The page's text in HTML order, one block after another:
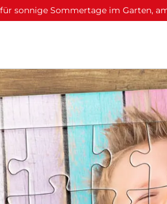
sonnige Sommertage im Garten,